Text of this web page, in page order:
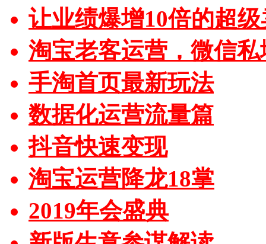
让业绩爆增10倍的超
淘宝老客运营，微信私
手淘首页最新玩法
数据化运营流量篇
抖音快速变现
淘宝运营降龙18掌
2019年会盛典